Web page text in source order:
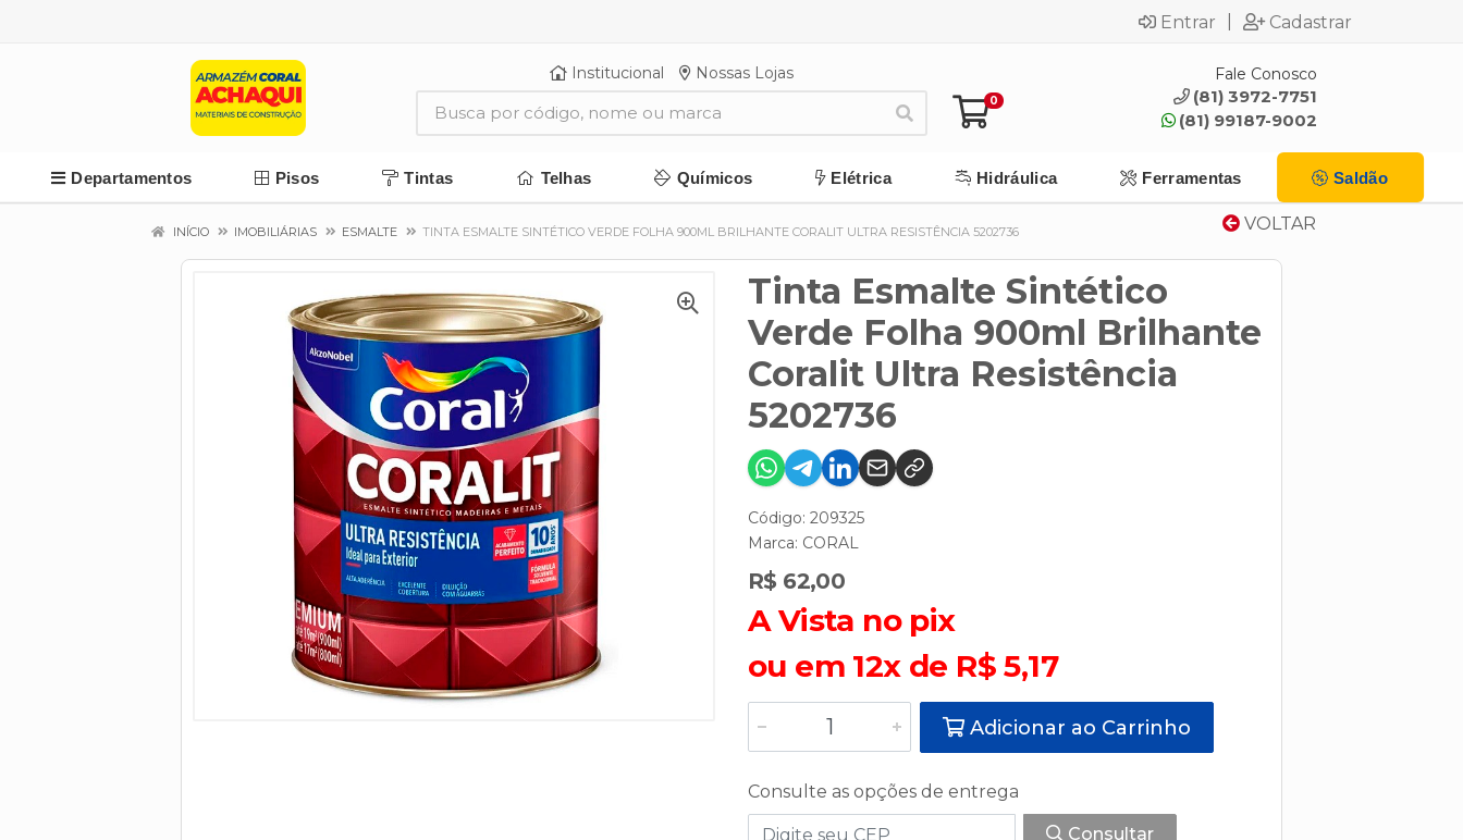
Entrar Cadastrar
Institucional Nossas Lojas
0
Fale Conosco
(81) 3972-7751
(81) 99187-9002
Departamentos Pisos Tintas Telhas Químicos Elétrica Hidráulica Ferramentas Saldão
VOLTAR
INÍCIO IMOBILIÁRIAS ESMALTE TINTA ESMALTE SINTÉTICO VERDE FOLHA 900ML BRILHANTE CORALIT ULTRA RESISTÊNCIA 5202736
Tinta Esmalte Sintético
Verde Folha 900ml Brilhante
Coralit Ultra Resistência
5202736
Código: 209325
Marca: CORAL
R$ 62,00
A Vista no pix
ou em 12x de R$ 5,17
Adicionar ao Carrinho
Consulte as opções de entrega
Consultar